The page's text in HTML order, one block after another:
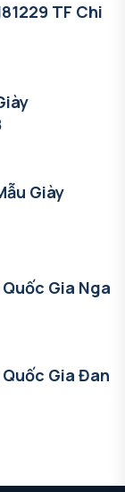
TF Chi
Giày
Gia Nga
Gia Đan